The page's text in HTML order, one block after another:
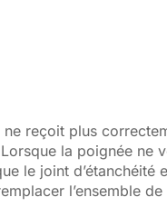
reçoit plus
la poignée ne
le joint
l’ensemble de